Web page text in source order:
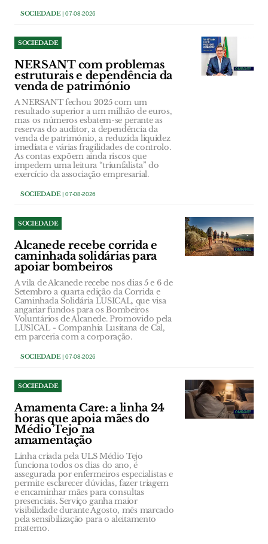
SOCIEDADE| 07-08-2026
SOCIEDADE
NERSANT com problemas
estruturais e dependência da
venda de património
A NERSANT fechou 2025 com um
resultado superior a um milhão de euros,
mas os números esbatem-se perante as
reservas do auditor, a dependência da
venda de património, a reduzida liquidez
imediata e várias fragilidades de controlo.
As contas expõem ainda riscos que
impedem uma leitura “triunfalista” do
exercício da associação empresarial.
SOCIEDADE| 07-08-2026
SOCIEDADE
Alcanede recebe corrida e
caminhada solidárias para
apoiar bombeiros
A vila de Alcanede recebe nos dias 5 e 6 de
Setembro a quarta edição da Corrida e
Caminhada Solidária LUSICAL, que visa
angariar fundos para os Bombeiros
Voluntários de Alcanede. Promovido pela
LUSICAL - Companhia Lusitana de Cal,
em parceria com a corporação.
SOCIEDADE| 07-08-2026
SOCIEDADE
Amamenta Care: a linha 24
horas que apoia mães do
Médio Tejo na
amamentação
Linha criada pela ULS Médio Tejo
funciona todos os dias do ano, é
assegurada por enfermeiros especialistas e
permite esclarecer dúvidas, fazer triagem
e encaminhar mães para consultas
presenciais. Serviço ganha maior
visibilidade durante Agosto, mês marcado
pela sensibilização para o aleitamento
materno.